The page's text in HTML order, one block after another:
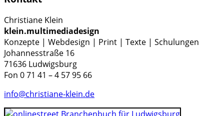
Christiane Klein
klein.multimediadesign
Konzepte | Webdesign | Print | Texte | Schulungen
Johannesstraße 16
71636 Ludwigsburg
Fon 0 71 41 – 4 57 95 66
info@christiane-klein.de